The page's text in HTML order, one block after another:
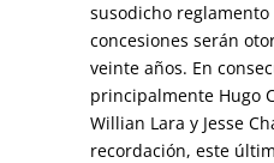
susodicho
concesiones serán
veinte años. En
principalmente Hugo
Willian Lara y Jesse
recordación, este